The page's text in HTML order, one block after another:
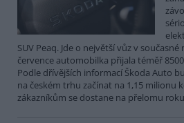
SUV Peaq. Jde o největší vůz v
července automobilka přijala téměř
Podle dřívějších informací Škoda Auto
na českém trhu začínat na 1,15 milionu
zákazníkům se dostane na přelomu